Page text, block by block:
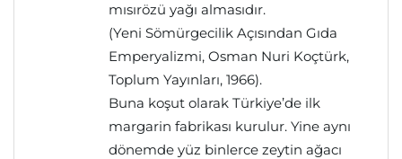
mısırözü yağı almasıdır.
(Yeni Sömürgecilik Açısından Gıda
Emperyalizmi, Osman Nuri Koçtürk,
Toplum Yayınları, 1966).
Buna koşut olarak Türkiye’de ilk
margarin fabrikası kurulur. Yine aynı
dönemde yüz binlerce zeytin ağacı